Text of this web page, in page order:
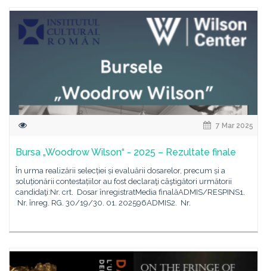
7 Mar 2025
Bursa „Woodrow Wilson“ - 2025 – Rezultate finale
În urma realizării selecției și evaluării dosarelor, precum și a
soluționării contestațiilor au fost declaraţi câştigători următorii
candidaţi:Nr. crt. Dosar înregistratMedia finalăADMIS/RESPINS1.
Nr. înreg. RG. 30/19/30. 01. 202596ADMIS2. Nr.